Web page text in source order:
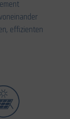
effizienten